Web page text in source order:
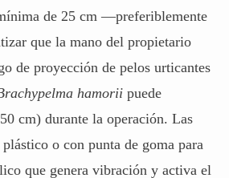
de 25 cm —preferiblemente
que la mano del propietario
de proyección de pelos urticantes
hamorii puede
cm) durante la operación. Las
o con punta de goma para
que genera vibración y activa el